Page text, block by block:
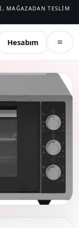
MAĞAZADAN TESLIM
Hesabım